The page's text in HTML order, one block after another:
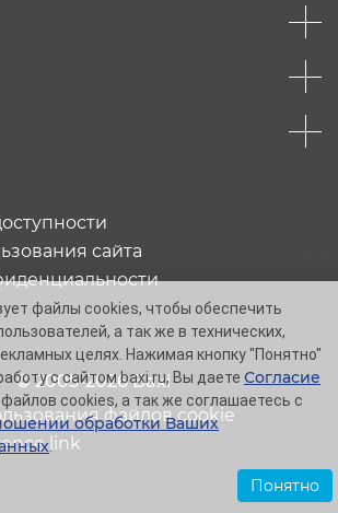
© 2005-2026 Baxi
сайта
файлов cookie
link
файлы cookies, чтобы обеспечить
а так же в технических,
целях. Нажимая кнопку "Понятно"
с сайтом baxi.ru, Вы даете Согласие
cookies, а так же соглашаетесь с
обработки Ваших
.
Понятно